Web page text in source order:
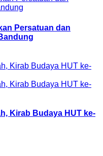
Persatuan dan
Kirab Budaya HUT ke-